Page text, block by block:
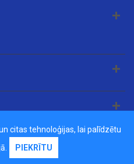
citas tehnoloģijas, lai palīdzētu
PIEKRĪTU